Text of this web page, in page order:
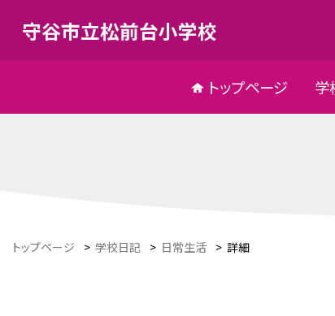
守谷市立松前台小学校
トップページ 学
トップページ > 学校日記 > 日常生活 > 詳細